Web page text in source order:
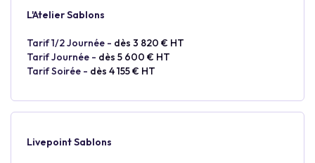
L'Atelier Sablons
Tarif 1/2 Journée - dès 3 820 € HT
Tarif Journée - dès 5 600 € HT
Tarif Soirée - dès 4 155 € HT
Livepoint Sablons